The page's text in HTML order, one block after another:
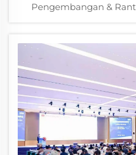
Pengembangan &
pengeluar utama
Shandong